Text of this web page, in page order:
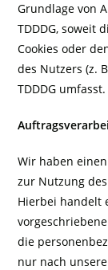
Grundlage von
TDDDG, soweit
Cookies oder
des Nutzers (z.
TDDDG
Wir haben
zur Nutzung
Hierbei handelt
die
nur nach